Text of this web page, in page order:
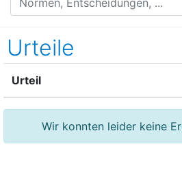
Urteile
Urteil
Wir konnten leider keine